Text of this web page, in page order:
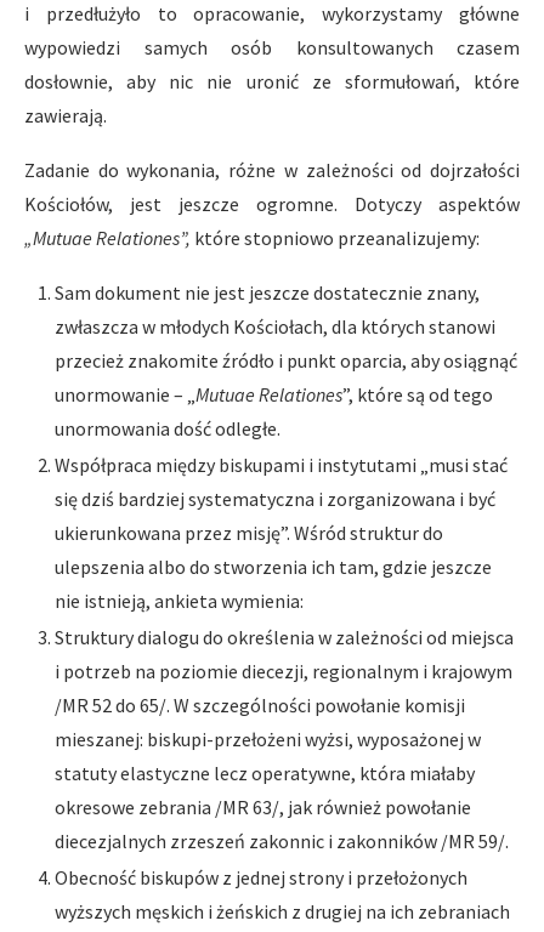
i przedłużyło to opracowanie, wykorzystamy główne
wypowiedzi samych osób konsultowanych czasem
dosłownie, aby nic nie uronić ze sformułowań, które
zawierają.
Zadanie do wykonania, różne w zależności od dojrzałości
Kościołów, jest jeszcze ogromne. Dotyczy aspektów
„Mutuae Relationes”, które stopniowo przeanalizujemy:
Sam dokument nie jest jeszcze dostatecznie znany,
zwłaszcza w młodych Kościołach, dla których stanowi
przecież znakomite źródło i punkt oparcia, aby osiągnąć
unormowanie – „Mutuae Relationes”, które są od tego
unormowania dość odległe.
Współpraca między biskupami i instytutami „musi stać
się dziś bardziej systematyczna i zorganizowana i być
ukierunkowana przez misję”. Wśród struktur do
ulepszenia albo do stworzenia ich tam, gdzie jeszcze
nie istnieją, ankieta wymienia:
Struktury dialogu do określenia w zależności od miejsca
i potrzeb na poziomie diecezji, regionalnym i krajowym
/MR 52 do 65/. W szczególności powołanie komisji
mieszanej: biskupi-przełożeni wyżsi, wyposażonej w
statuty elastyczne lecz operatywne, która miałaby
okresowe zebrania /MR 63/, jak również powołanie
diecezjalnych zrzeszeń zakonnic i zakonników /MR 59/.
Obecność biskupów z jednej strony i przełożonych
wyższych męskich i żeńskich z drugiej na ich zebraniach